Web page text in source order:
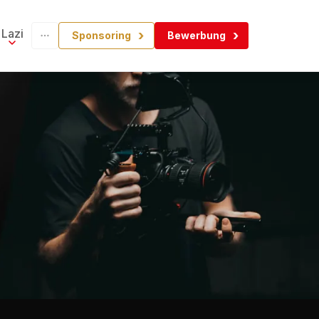
Lazi Sponsoring Bewerbung